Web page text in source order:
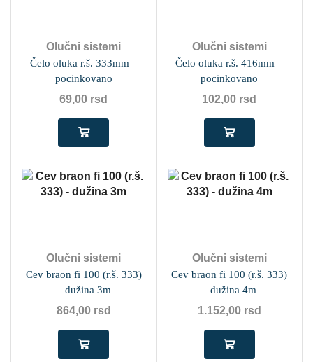
Olučni sistemi
Čelo oluka r.š. 333mm –
pocinkovano
69,00 rsd
Olučni sistemi
Čelo oluka r.š. 416mm –
pocinkovano
102,00 rsd
Olučni sistemi
Cev braon fi 100 (r.š. 333)
– dužina 3m
864,00 rsd
Olučni sistemi
Cev braon fi 100 (r.š. 333)
– dužina 4m
1.152,00 rsd